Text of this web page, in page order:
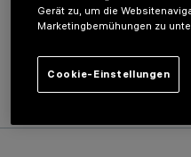
Gerät zu, um die
Marketingbemühungen zu
Cookie-Einstellungen